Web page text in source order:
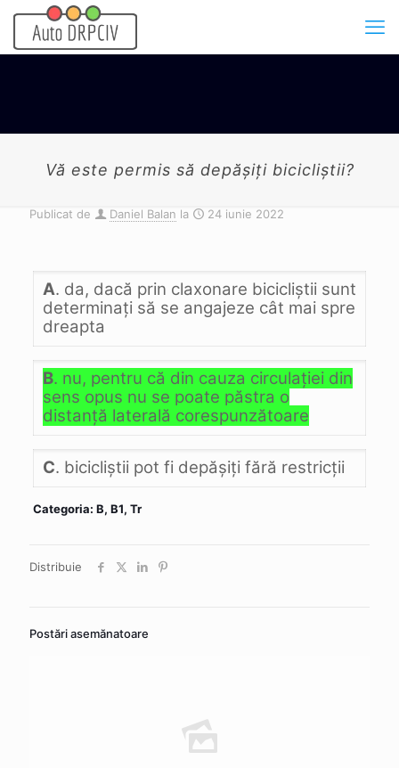
Vă este permis să depăşiţi bicicliştii?
Publicat de Daniel Balan la 24 iunie 2022
A. da, dacă prin claxonare bicicliştii sunt
determinaţi să se angajeze cât mai spre
dreapta
B. nu, pentru că din cauza circulaţiei din
sens opus nu se poate păstra o
distanţă laterală corespunzătoare
C. bicicliştii pot fi depăşiţi fără restricţii
Categoria: B, B1, Tr
Distribuie
Postări asemănatoare